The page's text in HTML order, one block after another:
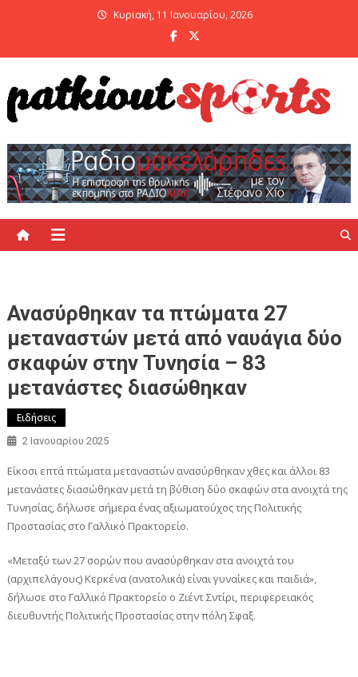
Κυριακή, 11 Ιανουαρίου, 2026
Ανασύρθηκαν τα πτώματα 27
μεταναστών μετά από ναυάγια δύο
σκαφών στην Τυνησία – 83
μετανάστες διασώθηκαν
Ειδήσεις
2 Ιανουαρίου 2025
Είκοσι επτά πτώματα μεταναστών ανασύρθηκαν χθες και άλλοι 83
μετανάστες διασώθηκαν μετά τη βύθιση δύο σκαφών στα ανοιχτά της
Τυνησίας, δήλωσε σήμερα ένας αξιωματούχος της Πολιτικής
Προστασίας στο Γαλλικό Πρακτορείο.
«Μεταξύ των 27 σορών που ανασύρθηκαν στα ανοιχτά του
(αρχιπελάγους) Κερκένα (ανατολικά) είναι γυναίκες και παιδιά»,
δήλωσε στο Γαλλικό Πρακτορείο ο Ζιέντ Σντίρι, περιφερειακός
διευθυντής Πολιτικής Προστασίας στην πόλη Σφαξ.